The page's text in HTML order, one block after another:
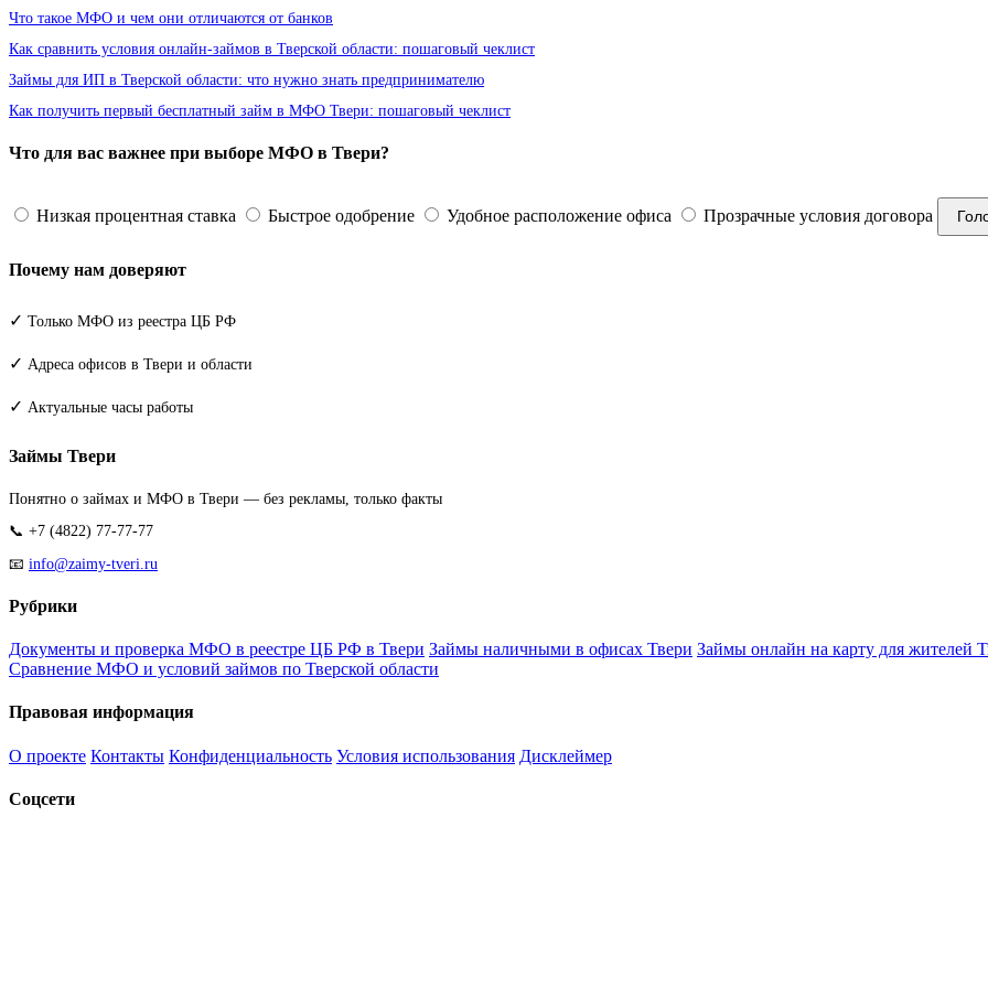
Что такое МФО и чем они отличаются от банков
Как сравнить условия онлайн-займов в Тверской области: пошаговый чеклист
Займы для ИП в Тверской области: что нужно знать предпринимателю
Как получить первый бесплатный займ в МФО Твери: пошаговый чеклист
Что для вас важнее при выборе МФО в Твери?
Низкая процентная ставка Быстрое одобрение Удобное расположение офиса Прозрачные условия договора
Почему нам доверяют
✓ Только МФО из реестра ЦБ РФ
✓ Адреса офисов в Твери и области
✓ Актуальные часы работы
Займы Твери
Понятно о займах и МФО в Твери — без рекламы, только факты
📞 +7 (4822) 77-77-77
📧 info@zaimy-tveri.ru
Рубрики
Документы и проверка МФО в реестре ЦБ РФ в Твери Займы наличными в офисах Твери Займы онлайн на карту для жителей
Сравнение МФО и условий займов по Тверской области
Правовая информация
О проекте Контакты Конфиденциальность Условия использования Дисклеймер
Соцсети